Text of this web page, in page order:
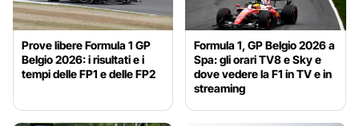
Prove libere Formula 1 GP
Belgio 2026: i risultati e i
tempi delle FP1 e delle FP2
Formula 1, GP Belgio 2026 a
Spa: gli orari TV8 e Sky e
dove vedere la F1 in TV e in
streaming